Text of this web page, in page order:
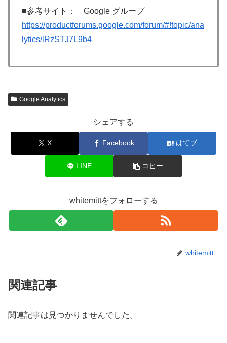
■参考サイト： Google グループ
https://productforums.google.com/forum/#!topic/ana
lytics/lRzSTJ7L9b4
Google Analytics
シェアする
X Facebook はてブ
LINE コピー
whitemittをフォローする
whitemitt
関連記事
関連記事は見つかりませんでした。